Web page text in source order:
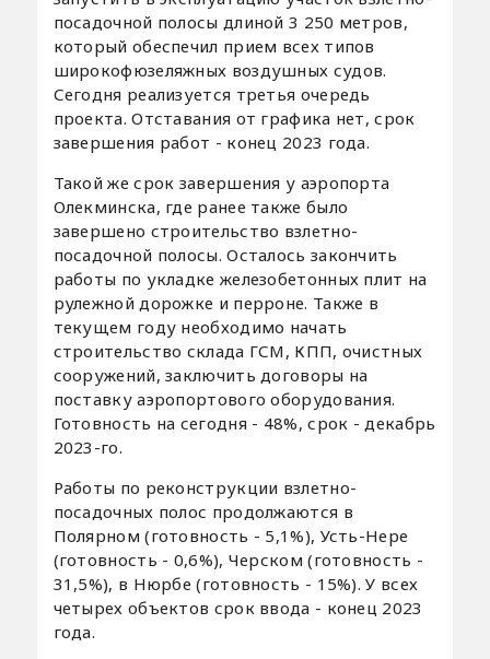
посадочной полосы длиной 3 250 метров,
который обеспечил прием всех типов
широкофюзеляжных воздушных судов.
Сегодня реализуется третья очередь
проекта. Отставания от графика нет, срок
завершения работ - конец 2023 года.
Такой же срок завершения у аэропорта
Олекминска, где ранее также было
завершено строительство взлетно-
посадочной полосы. Осталось закончить
работы по укладке железобетонных плит на
рулежной дорожке и перроне. Также в
текущем году необходимо начать
строительство склада ГСМ, КПП, очистных
сооружений, заключить договоры на
поставку аэропортового оборудования.
Готовность на сегодня - 48%, срок - декабрь
2023-го.
Работы по реконструкции взлетно-
посадочных полос продолжаются в
Полярном (готовность - 5,1%), Усть-Нере
(готовность - 0,6%), Черском (готовность -
31,5%), в Нюрбе (готовность - 15%). У всех
четырех объектов срок ввода - конец 2023
года.